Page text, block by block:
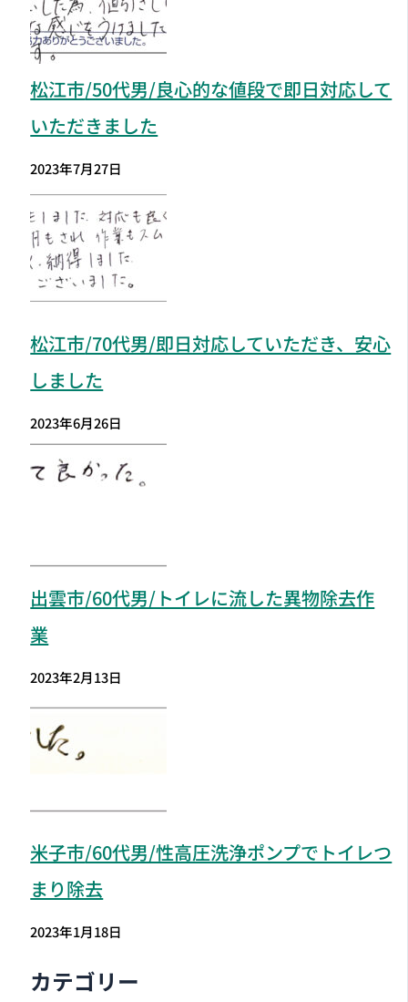
松江市/50代男/良心的な値段で即日対応して
いただきました
2023年7月27日
松江市/70代男/即日対応していただき、安心
しました
2023年6月26日
出雲市/60代男/トイレに流した異物除去作
業
2023年2月13日
米子市/60代男/性高圧洗浄ポンプでトイレつ
まり除去
2023年1月18日
カテゴリー